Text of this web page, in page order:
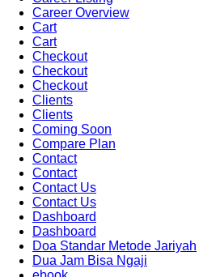
Career Overview
Cart
Cart
Checkout
Checkout
Checkout
Clients
Clients
Coming Soon
Compare Plan
Contact
Contact
Contact Us
Contact Us
Dashboard
Dashboard
Doa Standar Metode Jariyah
Dua Jam Bisa Ngaji